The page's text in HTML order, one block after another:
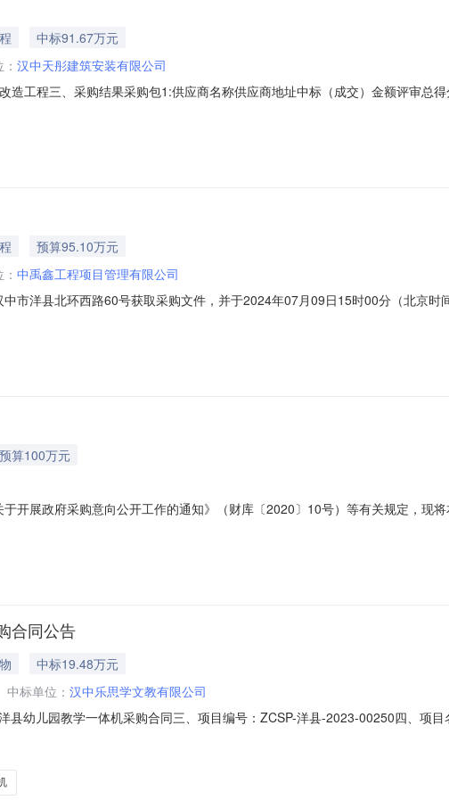
中标91.67万元
汉中天彤建筑安装有限公司
造工程三、采购结果采购包1:供应商名称供应商地址中标（成交）金额评审总
量清单所有内容40日历天韩林君陕261171801567916,660.00五、评审专家（
预算95.10万元
中禹鑫工程项目管理有限公司
市洋县北环西路60号获取采购文件，并于2024年07月09日15时00分（北京时
数量（单位）技术规格、参数及要求品目预算(元)最高限价(元)1-1其他建筑物
预算100万元
开展政府采购意向公开工作的通知》（财库〔2020〕10号）等有关规定，现
关标准。。100.002024年07月无本次公开的采购意向是本单位政府采购工作
合同公告
中标19.48万元
中标单位： 汉中乐思学文教有限公司
幼儿园教学一体机采购合同三、项目编号：ZCSP-洋县-2023-00250四、项
)规格型号/服务要求12100008(台)￥24,350.00￥194,800.00希沃教学一体机